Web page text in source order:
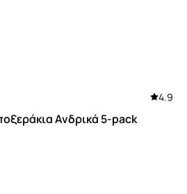
4.9
Ανδρικά 5-pack